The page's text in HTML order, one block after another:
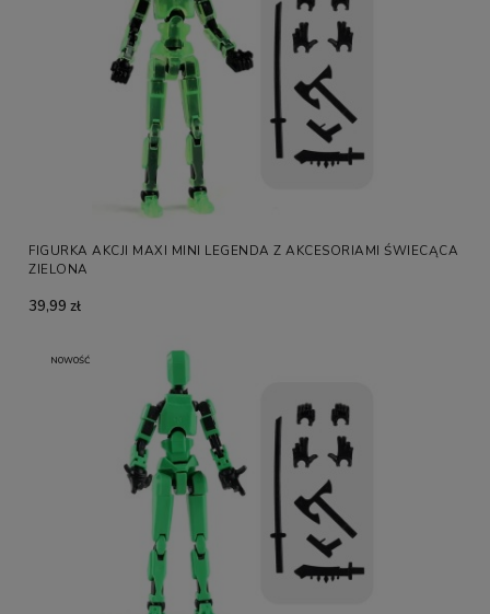
FIGURKA AKCJI MAXI MINI LEGENDA Z AKCESORIAMI ŚWIECĄCA
ZIELONA
39,99 zł
NOWOŚĆ